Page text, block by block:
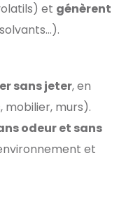
et génèrent
sans jeter, en
mobilier, murs).
odeur et sans
et